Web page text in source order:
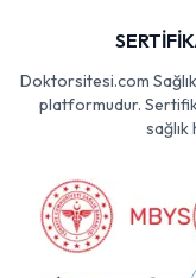
Doktorsitesi.com
platformudur.